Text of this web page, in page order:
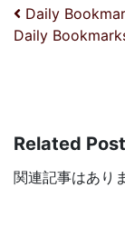
投稿ナ
Daily
Daily
Related
関連記事はあり